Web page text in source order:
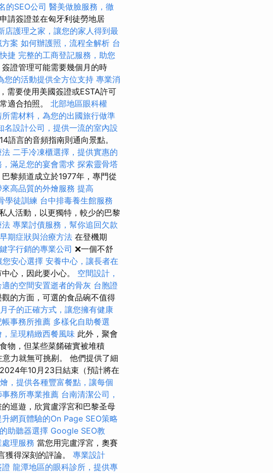
的SEO公司 醫美做臉服務，徹
請簽證並在匈牙利徒勞地居
店護理之家，讓您的家人得到最
案 如何辦護照，流程全解析 台
捷 完整的工商登記服務，助您
證管理可能需要幾個月的時
您的活動提供全方位支持 專業消
需要使用美國簽證或ESTA許可
適合拍照。 北部地區眼科權
需材料，為您的出國旅行做準
名設計公司，提供一流的室內設
語言的音頻指南則通向景點。
法 二手冷凍櫃選擇，提供實惠的
滿足您的宴會需求 探索靈骨塔
巴黎頻道成立於1977年，專門從
高品質的外燴服務 提高
學徒訓練 台中排毒養生館服務
人活動，以更獨特，較少的巴黎
法 專業討債服務，幫你追回欠款
期症狀與治療方法 在登機期
字行銷的專業公司 ❌一個不舒
您安心選擇 安養中心，讓長者在
心，因此要小心。 空間設計，
的空間安置逝者的骨灰 台胞證
的方面，可選的食品碗不值得
子的正確方式，讓您擁有健康
事務所推薦 多樣化自助餐選
呈現精緻西餐風味 此外，聚會
物，但某些菜餚確實被堆積
力就無可挑剔。 他們提供了細
年10月23日結束（預計將在
，提供各種豐富餐點，讓每個
務所專業推薦 台南清潔公司，
巡遊，欣賞盧浮宮和巴黎圣母
升網頁體驗的On Page SEO策略
助聽器選擇 Google SEO教
理服務 當您用完盧浮宮，奧賽
獲得深刻的評論。 專業設計
龍潭地區的眼科診所，提供專